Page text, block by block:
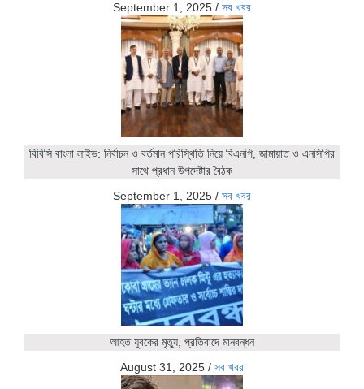
September 1, 2025 / সব খবর
বিবিসি বাংলা লাইভ: নির্বাচন ও বর্তমান পরিস্থিতি নিয়ে বিএনপি, জামায়াত ও এনসিপির
সাথে প্রধান উপদেষ্টার বৈঠক
September 1, 2025 / সব খবর
আহত যুবকের মৃত্যু, প্রতিবাদে মানবন্ধন
August 31, 2025 / সব খবর